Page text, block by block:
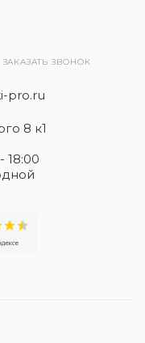
ЗАКАЗАТЬ ЗВОНОК
pro.ru
8 к1
18:00